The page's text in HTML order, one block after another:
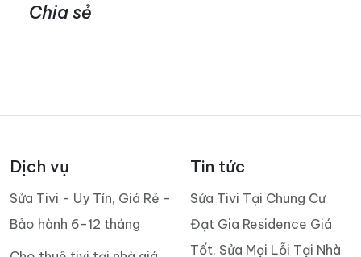
Chia sẻ
Dịch vụ
Sửa Tivi - Uy Tín, Giá Rẻ -
Bảo hành 6-12 tháng
Tin tức
Sửa Tivi Tại Chung Cư
Đạt Gia Residence Giá
Tốt, Sửa Mọi Lỗi Tại Nhà